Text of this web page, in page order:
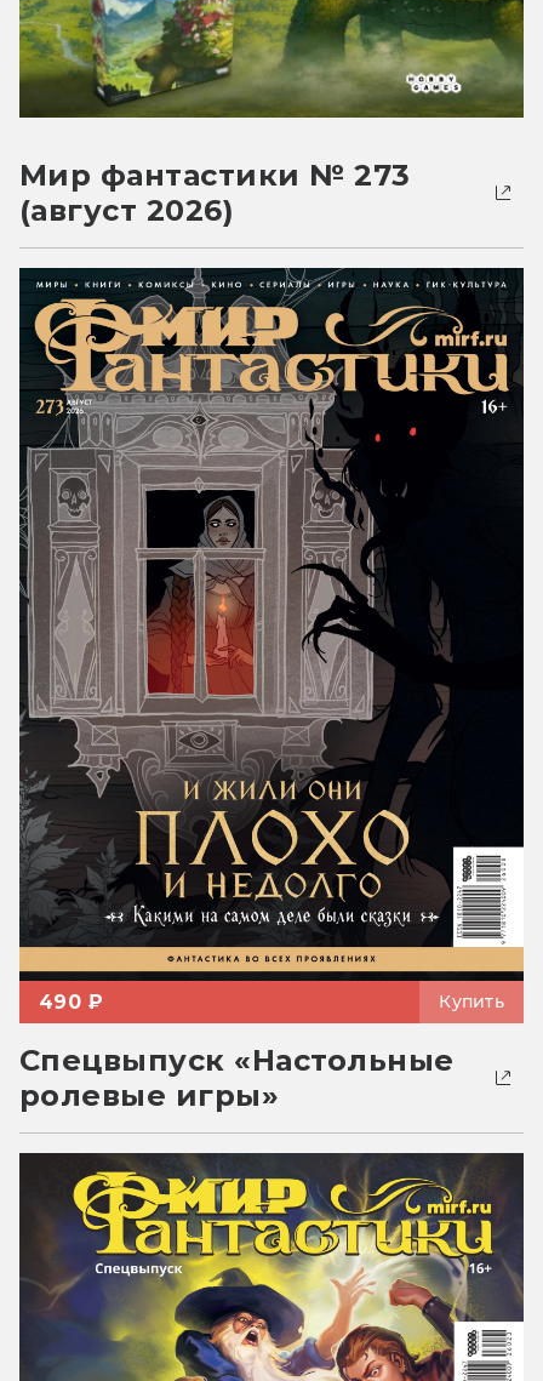
Мир фантастики № 273
(август 2026)
490 ₽ Купить
Спецвыпуск «Настольные
ролевые игры»